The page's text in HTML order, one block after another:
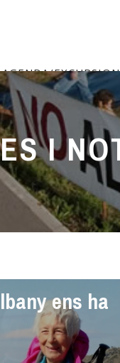
AGENDA/
I
ens ha